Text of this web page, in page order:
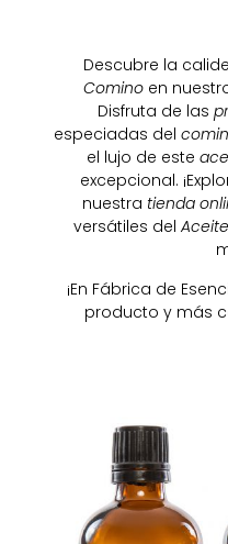
Descubre la
Comino en
Disfruta de las
especiadas del
el lujo de este
excepcional.
nuestra tienda
versátiles del
¡En Fábrica de
producto y más